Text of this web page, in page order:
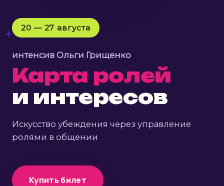
20 — 27 августа
интенсив Ольги Грищенко
Карта ролей
и интересов
Искусство убеждения через управление
ролями в общении
Купить билет